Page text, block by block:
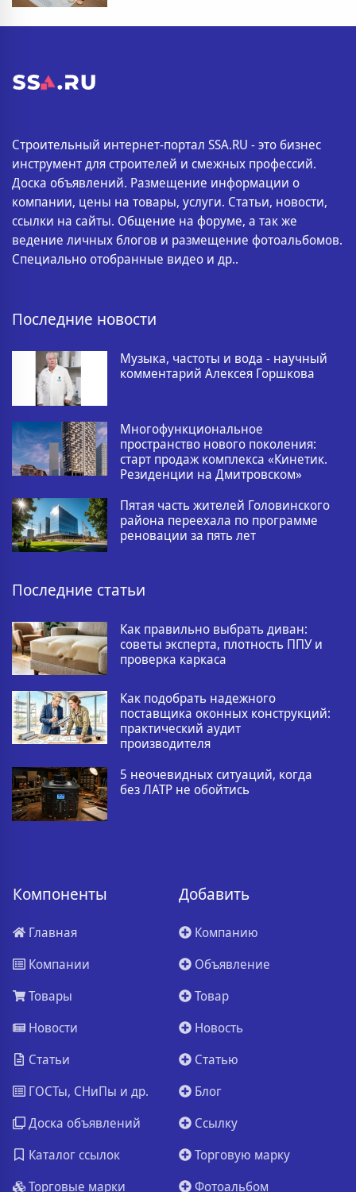
Строительный интернет-портал SSA.RU - это бизнес
инструмент для строителей и смежных профессий.
Доска объявлений. Размещение информации о
компании, цены на товары, услуги. Статьи, новости,
ссылки на сайты. Общение на форуме, а так же
ведение личных блогов и размещение фотоальбомов.
Специально отобранные видео и др..
Последние новости
Музыка, частоты и вода - научный
комментарий Алексея Горшкова
Многофункциональное
пространство нового поколения:
старт продаж комплекса «Кинетик.
Резиденции на Дмитровском»
Пятая часть жителей Головинского
района переехала по программе
реновации за пять лет
Последние статьи
Как правильно выбрать диван:
советы эксперта, плотность ППУ и
проверка каркаса
Как подобрать надежного
поставщика оконных конструкций:
практический аудит
производителя
5 неочевидных ситуаций, когда
без ЛАТР не обойтись
Компоненты
Главная
Компании
Товары
Новости
Статьи
ГОСТы, СНиПы и др.
Доска объявлений
Каталог ссылок
Торговые марки
Добавить
Компанию
Объявление
Товар
Новость
Статью
Блог
Ссылку
Торговую марку
Фотоальбом